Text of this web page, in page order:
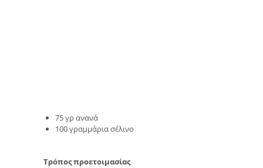
75 γρ ανανά
100 γραμμάρια σέλινο
Τρόπος προετοιμασίας